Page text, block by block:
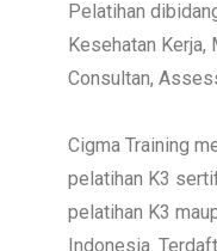
Pelatihan
Kesehatan Kerja,
Consultan,
Cigma Training
pelatihan K3
pelatihan K3
Indonesia.